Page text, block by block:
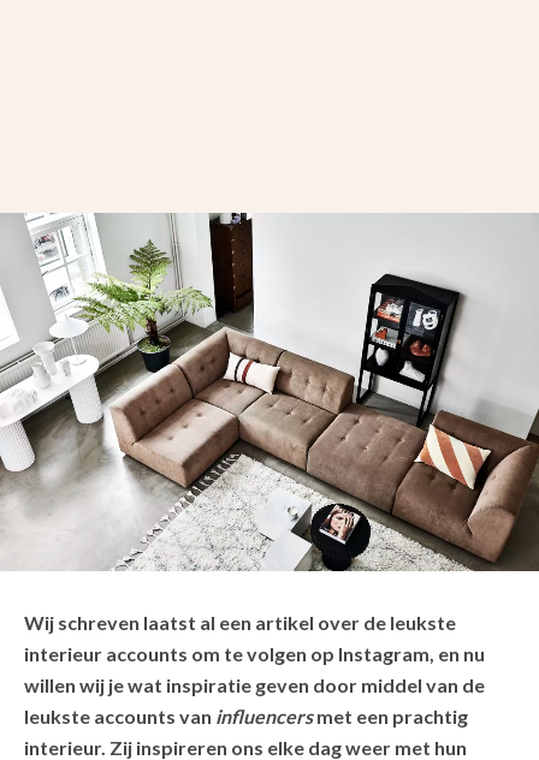
Wij schreven laatst al een artikel over de leukste
interieur accounts om te volgen op Instagram, en nu
willen wij je wat inspiratie geven door middel van de
leukste accounts van influencersmet een prachtig
interieur. Zij inspireren ons elke dag weer met hun